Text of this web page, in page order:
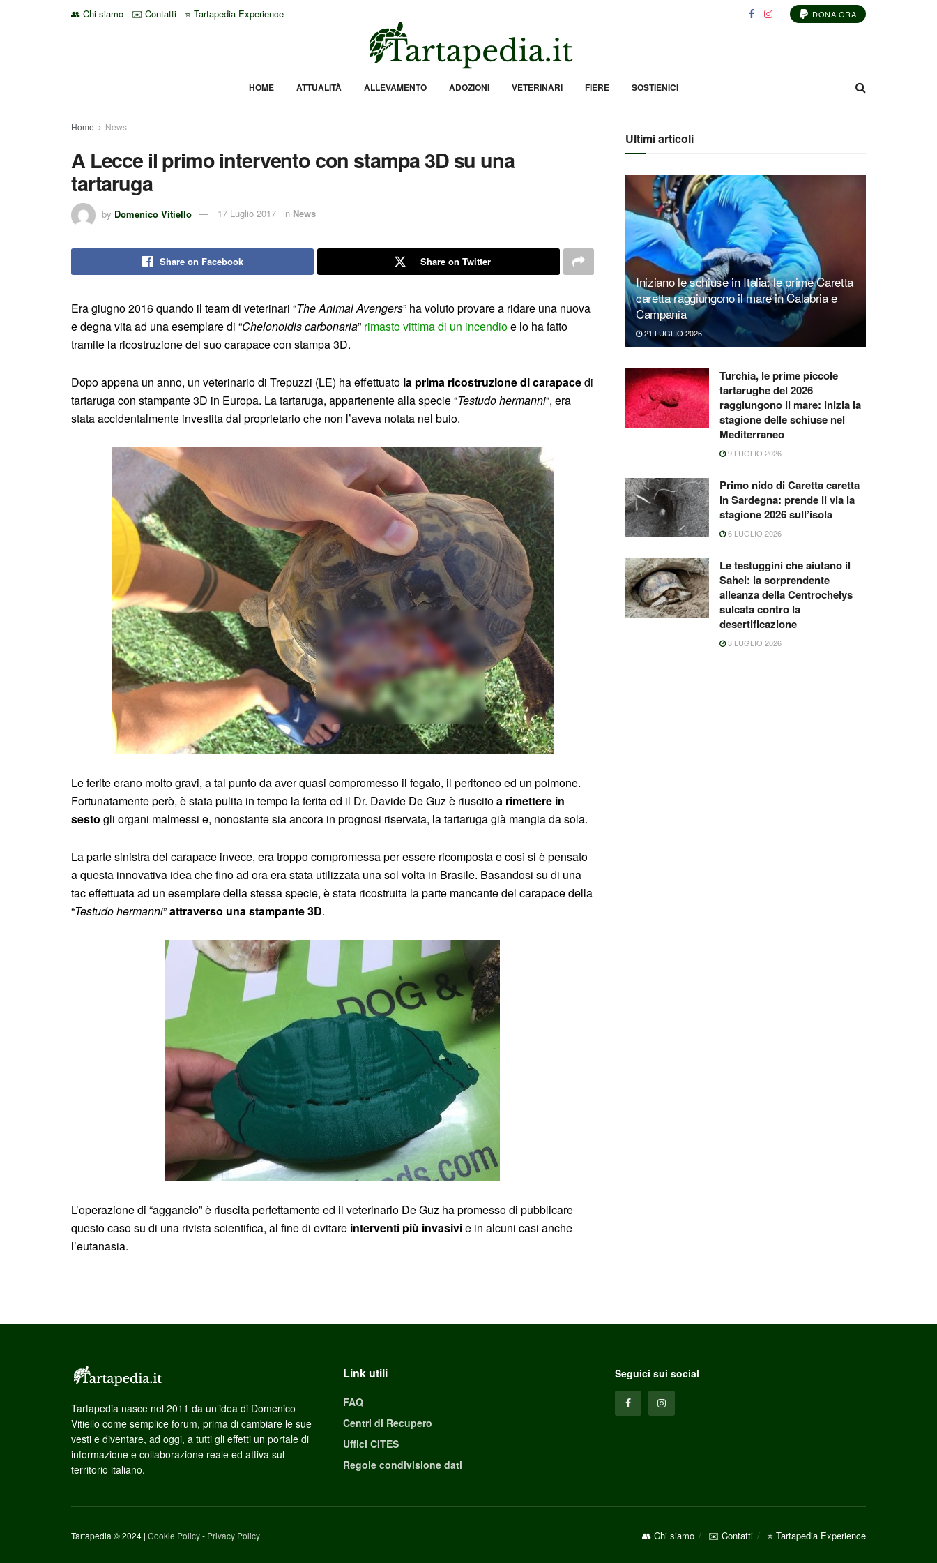
👥 Chi siamo ✉️ Contatti ⭐ Tartapedia Experience DONA ORA
HOME ATTUALITÀ ALLEVAMENTO ADOZIONI VETERINARI FIERE SOSTIENICI
Home News
A Lecce il primo intervento con stampa 3D su una
tartaruga
by Domenico Vitiello 17 Luglio 2017 in News
Share on Facebook Share on Twitter
Era giugno 2016 quando il team di veterinari “The Animal Avengers” ha voluto provare a ridare una nuova
e degna vita ad una esemplare di “Chelonoidis carbonaria” rimasto vittima di un incendioe lo ha fatto
tramite la ricostruzione del suo carapace con stampa 3D.
Dopo appena un anno, un veterinario di Trepuzzi (LE) ha effettuato la prima ricostruzione di carapacedi
tartaruga con stampante 3D in Europa. La tartaruga, appartenente alla specie “Testudo hermanni“, era
stata accidentalmente investita dal proprietario che non l’aveva notata nel buio.
Le ferite erano molto gravi, a tal punto da aver quasi compromesso il fegato, il peritoneo ed un polmone.
Fortunatamente però, è stata pulita in tempo la ferita ed il Dr. Davide De Guz è riuscitoa rimettere in
sesto gli organi malmessi e, nonostante sia ancora in prognosi riservata, la tartaruga già mangia da sola.
La parte sinistra del carapace invece, era troppo compromessa per essere ricomposta e così si è pensato
a questa innovativa idea che fino ad ora era stata utilizzata una sol volta in Brasile. Basandosi su di una
tac effettuata ad un esemplare della stessa specie, è stata ricostruita la parte mancante del carapace della
“Testudo hermanni”attraverso una stampante 3D.
L’operazione di “aggancio” è riuscita perfettamente ed il veterinario De Guz ha promesso di pubblicare
questo caso su di una rivista scientifica, al fine di evitare interventi più invasivie in alcuni casi anche
l’eutanasia.
Ultimi articoli
Iniziano le schiuse in Italia: le prime Caretta
caretta raggiungono il mare in Calabria e
Campania
21 LUGLIO 2026
Turchia, le prime piccole
tartarughe del 2026
raggiungono il mare: inizia la
stagione delle schiuse nel
Mediterraneo
9 LUGLIO 2026
Primo nido di Caretta caretta
in Sardegna: prende il via la
stagione 2026 sull’isola
6 LUGLIO 2026
Le testuggini che aiutano il
Sahel: la sorprendente
alleanza della Centrochelys
sulcata contro la
desertificazione
3 LUGLIO 2026
Tartapedia nasce nel 2011 da un’idea di Domenico
Vitiello come semplice forum, prima di cambiare le sue
vesti e diventare, ad oggi, a tutti gli effetti un portale di
informazione e collaborazione reale ed attiva sul
territorio italiano.
Link utili
FAQ
Centri di Recupero
Uffici CITES
Regole condivisione dati
Seguici sui social
👥 Chi siamo ✉️ Contatti ⭐ Tartapedia Experience
Tartapedia © 2024 | Cookie Policy- Privacy Policy